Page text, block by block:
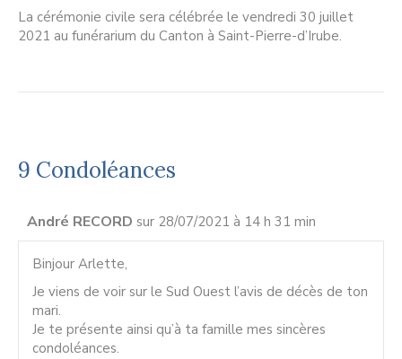
La cérémonie civile sera célébrée le vendredi 30 juillet
2021 au funérarium du Canton à Saint-Pierre-d’Irube.
9 Condoléances
André RECORD sur 28/07/2021 à 14 h 31 min
Binjour Arlette,
Je viens de voir sur le Sud Ouest l’avis de décès de ton
mari.
Je te présente ainsi qu’à ta famille mes sincères
condoléances.